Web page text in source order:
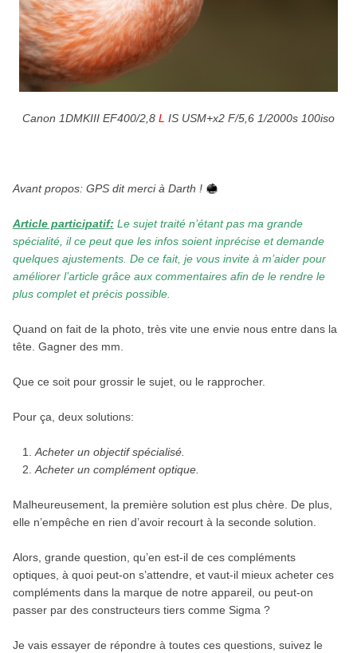
Canon 1DMKIII EF400/2,8 L IS USM+x2 F/5,6 1/2000s 100iso
Avant propos: GPS dit merci à Darth !
Article participatif: Le sujet traité n’étant pas ma grande
spécialité, il ce peut que les infos soient inprécise et demande
quelques ajustements. De ce fait, je vous invite à m’aider pour
améliorer l’article grâce aux commentaires afin de le rendre le
plus complet et précis possible.
Quand on fait de la photo, très vite une envie nous entre dans la
tête. Gagner des mm.
Que ce soit pour grossir le sujet, ou le rapprocher.
Pour ça, deux solutions:
Acheter un objectif spécialisé.
Acheter un complément optique.
Malheureusement, la première solution est plus chère. De plus,
elle n’empêche en rien d’avoir recourt à la seconde solution.
Alors, grande question, qu’en est-il de ces compléments
optiques, à quoi peut-on s’attendre, et vaut-il mieux acheter ces
compléments dans la marque de notre appareil, ou peut-on
passer par des constructeurs tiers comme Sigma ?
Je vais essayer de répondre à toutes ces questions, suivez le